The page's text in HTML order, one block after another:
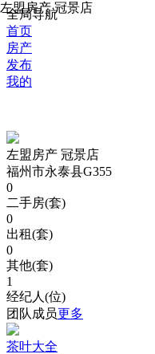
左盟房产 冠景店
全局导航
首页
房产
发布
我的
左盟房产 冠景店
福州市永泰县G355
0
二手房(套)
0
出租(套)
0
其他(套)
1
经纪人(位)
团队成员更多
茶叶大全